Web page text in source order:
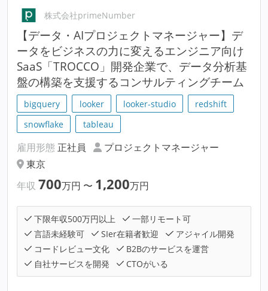
株式会社primeNumber
【データ・AIプロジェクトマネージャー】デ
ータをビジネスの力に変えるエンジニア向け
SaaS「TROCCO」開発企業で、データ分析基
盤の構築を支援するコンサルティングチーム
bigquery looker looker-studio
redshift
snowflake
tableau
雇用形態 正社員
プロジェクトマネージャー
東京
年収 700万円 〜 1,200万円
下限年収500万円以上
一部リモート可
言語未経験可
SIer在籍者歓迎
アジャイル開発
コードレビュー文化
B2Bのサービスを運営
自社サービスを開発
CTOがいる